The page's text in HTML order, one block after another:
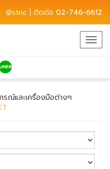
@stnc | ติดต่อ 02-746-6612
รณ์และเครื่องมือต่างๆ